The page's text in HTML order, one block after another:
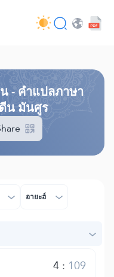
- คำแปลภาษา
น มันศูร
อายะฮ์
4: 109